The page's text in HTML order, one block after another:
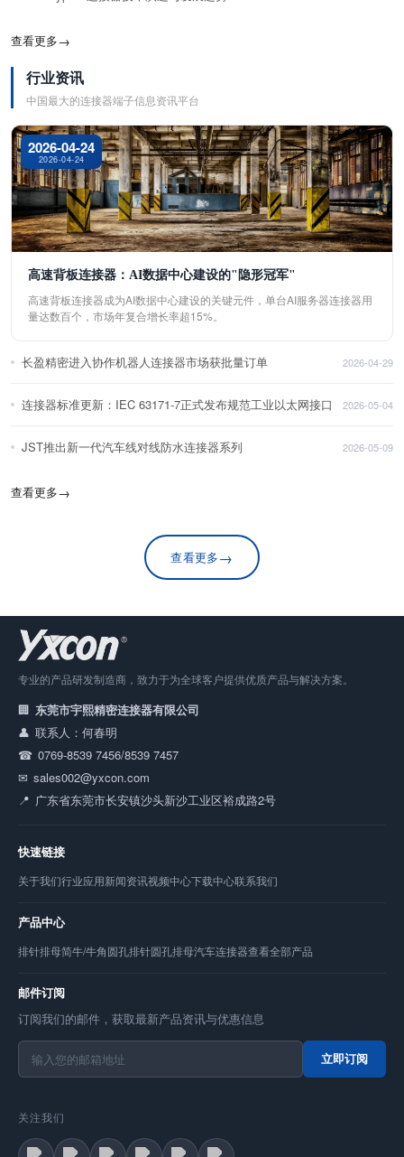
查看更多→
行业资讯
中国最大的连接器端子信息资讯平台
2026-04-24
2026-04-24
高速背板连接器：AI数据中心建设的"隐形冠军"
高速背板连接器成为AI数据中心建设的关键元件，单台AI服务器连接器用
量达数百个，市场年复合增长率超15%。
长盈精密进入协作机器人连接器市场获批量订单 2026-04-29
连接器标准更新：IEC 63171-7正式发布规范工业以太网接口 2026-05-04
JST推出新一代汽车线对线防水连接器系列 2026-05-09
查看更多→
查看更多→
专业的产品研发制造商，致力于为全球客户提供优质产品与解决方案。
东莞市宇熙精密连接器有限公司
联系人：何春明
0769-8539 7456/8539 7457
sales002@yxcon.com
广东省东莞市长安镇沙头新沙工业区裕成路2号
快速链接
关于我们行业应用新闻资讯视频中心下载中心联系我们
产品中心
排针排母简牛/牛角圆孔排针圆孔排母汽车连接器查看全部产品
邮件订阅
订阅我们的邮件，获取最新产品资讯与优惠信息
立即订阅
关注我们